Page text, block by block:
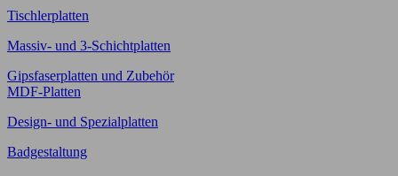
Tischlerplatten
Massiv- und 3-Schichtplatten
Gipsfaserplatten und Zubehör
MDF-Platten
Design- und Spezialplatten
Badgestaltung